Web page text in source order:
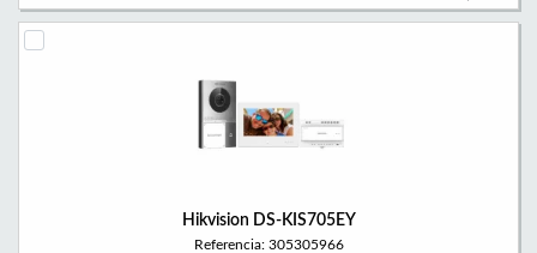
Hikvision DS-KIS705EY
Referencia: 305305966